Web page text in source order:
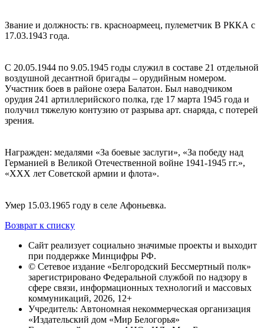
Звание и должность: гв. красноармеец, пулеметчик В РККА с
17.03.1943 года.
С 20.05.1944 по 9.05.1945 годы служил в составе 21 отдельной
воздушной десантной бригады – орудийным номером.
Участник боев в районе озера Балатон. Был наводчиком
орудия 241 артиллерийского полка, где 17 марта 1945 года и
получил тяжелую контузию от разрыва арт. снаряда, с потерей
зрения.
Награжден: медалями «За боевые заслуги», «За победу над
Германией в Великой Отечественной войне 1941-1945 гг.»,
«XXX лет Советской армии и флота».
Умер 15.03.1965 году в селе Афоньевка.
Возврат к списку
Сайт реализует социально значимые проекты и выходит
при поддержке Минцифры РФ.
© Сетевое издание «Белгородский Бессмертный полк»
зарегистрировано Федеральной службой по надзору в
сфере связи, информационных технологий и массовых
коммуникаций, 2026, 12+
Учредитель: Автономная некоммерческая организация
«Издательский дом «Мир Белогорья»